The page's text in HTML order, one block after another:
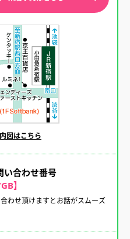
図はこちら
い合わせ番号
】
わせ頂けますとお話がスムーズ